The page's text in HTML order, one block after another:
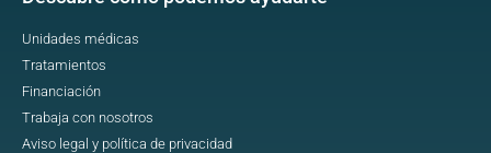
Unidades médicas
Tratamientos
Financiación
Trabaja con nosotros
Aviso legal y política de privacidad